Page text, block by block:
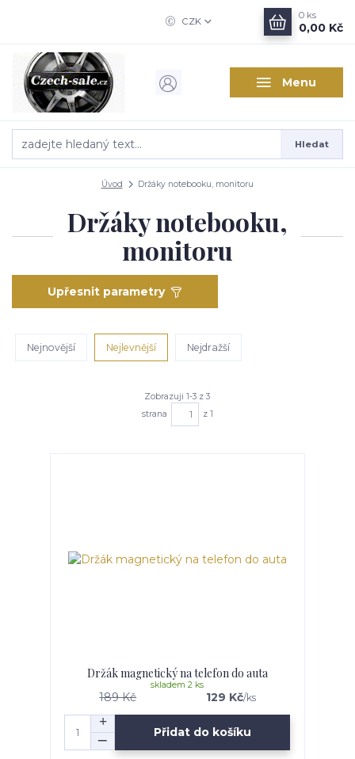
Menu
CZK
Hledat
0 ks
0,00 Kč
Úvod Držáky notebooku, monitoru
Držáky notebooku,
monitoru
Upřesnit parametry
Nejnovější Nejlevnější Nejdražší
Zobrazuji 1-3 z 3
strana
z 1
Držák magnetický na telefon do auta
189 Kč 129 Kč/ks
skladem 2 ks
Přidat do košíku